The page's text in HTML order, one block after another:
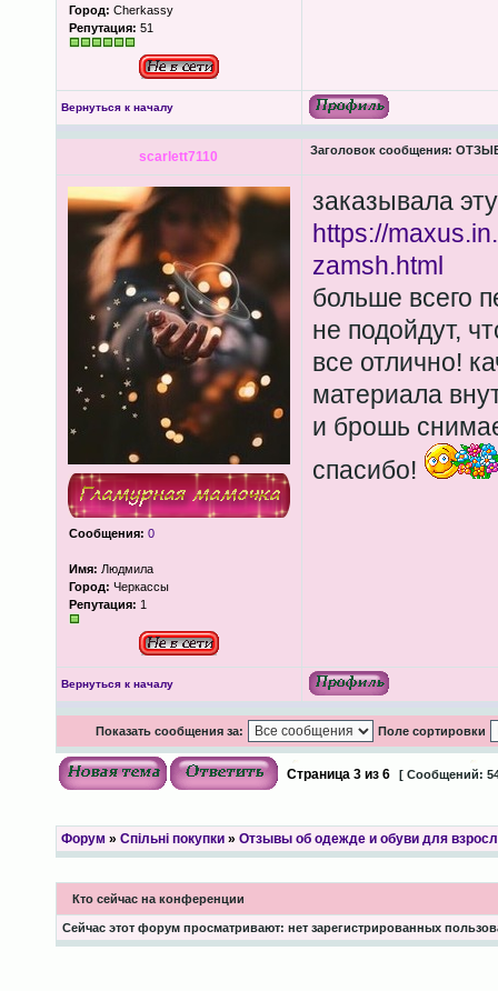
Город: Cherkassy
Репутация: 51
Вернуться к началу
scarlett7110 Заголовок сообщения:
Сообщения: 0
Имя: Людмила
Город: Черкассы
Репутация: 1
заказывала
https://
zamsh.html
больше всего
не подойдут,
все отлично!
материала
и брошь
спасибо!
Вернуться к началу
Показать сообщения за: Поле сортировки
Страница 3из 6 [ Сообщений:
Форум » Спільні покупки» Отзывы об одежде и обуви для
Кто сейчас на конференции
Сейчас этот форум просматривают: нет зарегистрированных